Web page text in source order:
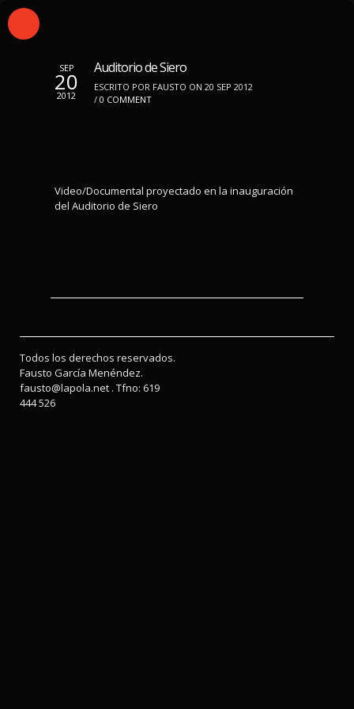
SEP
20
2012
Auditorio de Siero
ESCRITO POR FAUSTO ON 20 SEP 2012
/ 0 COMMENT
Video/Documental proyectado en la inauguración
del Auditorio de Siero
Todos los derechos reservados.
Fausto García Menéndez.
fausto@lapola.net . Tfno: 619
444 526